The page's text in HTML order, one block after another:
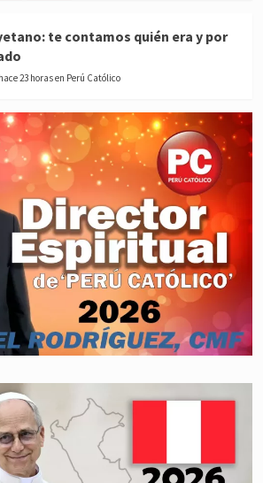
te contamos quién era y por
hace 23 horas en Perú Católico